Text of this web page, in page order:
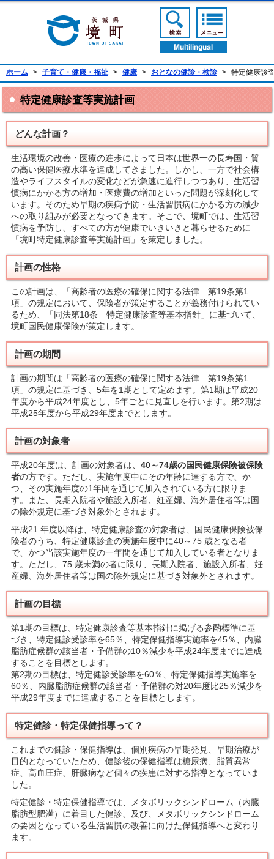
境町公式ホームページ検索ボタン
ホーム > 子育て・健康・福祉 > 健康 > おとなの健診・検診 > 特定健康診
特定健康診査等実施計画
どんな計画？
生活環境の改善・医療の進歩によって日本は世界一の長寿国・質
の高い保健医療水準を達成してきました。しかし、一方で社会構
造やライフスタイルの変化などが急速に進行しつつあり、生活習
慣病にかかる方の増加・医療費の増加といった問題が深刻化して
います。そのため早期の疾病予防・生活習慣病にかかる方の減少
への取り組みが必要となってきます。そこで、境町では、生活習
慣病を予防し、すべての方が健康でいきいきと暮らせるために
「境町特定健康診査等実施計画」を策定しました。
計画の性格
この計画は、「高齢者の医療の確保に関する法律 第19条第1
項」の規定において、保険者が策定することが義務付けられてい
るため、「同法第18条 特定健康診査等基本指針」に基づいて、
境町国民健康保険が策定します。
計画の期間
計画の期間は「高齢者の医療の確保に関する法律 第19条第1
項」の規定に基づき、5年を1期として定めます。第1期は平成20
年度から平成24年度とし、5年ごとに見直しを行います。第2期は
平成25年度から平成29年度までとします。
計画の対象者
平成20年度は、計画の対象者は、 40～74歳の国民健康保険被保険
者の方です。ただし、実施年度中にその年齢に達する方で、か
つ、その実施年度の1年間を通じて加入されている方に限りま
す。また、長期入院者や施設入所者、妊産婦、海外居住者等は国
の除外規定に基づき対象外とされます。
平成21 年度以降は、特定健康診査の対象者は、国民健康保険被保
険者のうち、特定健康診査の実施年度中に40～75 歳となる者
で、かつ当該実施年度の一年間を通じて加入している者となりま
す。ただし、75 歳未満の者に限り、長期入院者、施設入所者、妊
産婦、海外居住者等は国の除外規定に基づき対象外とされます。
計画の目標
第1期の目標は、特定健康診査等基本指針に掲げる参酌標準に基
づき、特定健診受診率を65％、特定保健指導実施率を45％、内臓
脂肪症候群の該当者・予備群の10％減少を平成24年度までに達成
することを目標とします。
第2期の目標は、特定健診受診率を60％、特定保健指導実施率を
60％、内臓脂肪症候群の該当者・予備群の対20年度比25％減少を
平成29年度までに達成することを目標とします。
特定健診・特定保健指導って？
これまでの健診・保健指導は、個別疾病の早期発見、早期治療が
目的となっていたため、健診後の保健指導は糖尿病、脂質異常
症、高血圧症、肝臓病など個々の疾患に対する指導となっていま
した。
特定健診・特定保健指導では、メタボリックシンドローム（内臓
脂肪型肥満）に着目した健診、及び、メタボリックシンドローム
の要因となっている生活習慣の改善に向けた保健指導へと変わり
ます。